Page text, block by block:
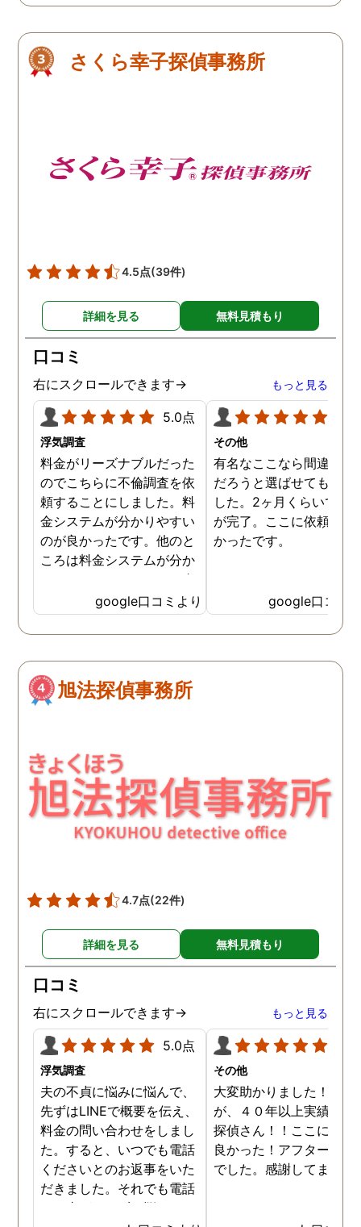
た。調査は約3時間ほどで
見つかりませんでしたが、
そのプロセスと説明が非常
離婚するための証拠集め
さくら幸子探偵事務所
4.5点(39件)
詳細を見る 無料見積もり
口コミ
右にスクロールできます→ もっと見る
5.0点
浮気調査
料金がリーズナブルだった
のでこちらに不倫調査を依
頼することにしました。料
金システムが分かりやすい
のが良かったです。他のと
ころは料金システムが分か
りづらくて、どれだけお金
がかかるか分からず不安だ
ったので、こちらで安心し
ました。 ありがとうござい
google口コミより
その他
有名なここなら間違いな
だろうと選ばせてもらい
した。2ヶ月くらいで調
が完了。ここに依頼して
かったです。
google口コミ
旭法探偵事務所
4.7点(22件)
詳細を見る 無料見積もり
口コミ
右にスクロールできます→ もっと見る
5.0点
浮気調査
夫の不貞に悩みに悩んで、
先ずはLINEで概要を伝え、
料金の問い合わせをしまし
た。すると、いつでも電話
くださいとのお返事をいた
だきました。それでも電話
する事ができずに悩んでい
その他
大変助かりました！！さ
が、４０年以上実績のあ
探偵さん！！ここに頼ん
良かった！アフターも完
でした。感謝してます。